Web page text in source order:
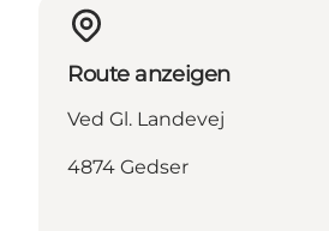
Route anzeigen
Ved Gl. Landevej
4874 Gedser